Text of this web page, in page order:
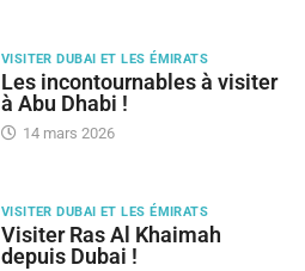
VISITER DUBAI ET LES ÉMIRATS
Les incontournables à visiter
à Abu Dhabi !
14 mars 2026
VISITER DUBAI ET LES ÉMIRATS
Visiter Ras Al Khaimah
depuis Dubai !